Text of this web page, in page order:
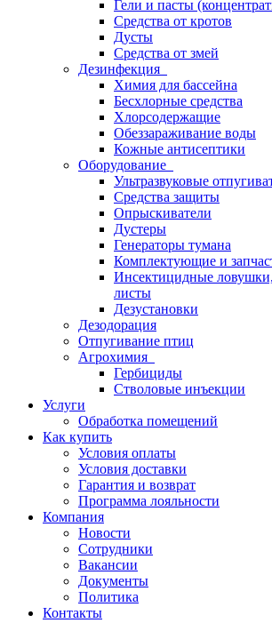
Гели и пасты
Средства от кротов
Дусты
Средства от змей
Дезинфекция
Химия для бассейна
Бесхлорные средства
Хлорсодержащие
Обеззараживание воды
Кожные антисептики
Оборудование
Ультразвуковые
Средства защиты
Опрыскиватели
Дустеры
Генераторы тумана
Комплектующие и
Инсектицидные
листы
Дезустановки
Дезодорация
Отпугивание птиц
Агрохимия
Гербициды
Стволовые инъекции
Услуги
Обработка помещений
Как купить
Условия оплаты
Условия доставки
Гарантия и возврат
Программа лояльности
Компания
Новости
Сотрудники
Вакансии
Документы
Политика
Контакты